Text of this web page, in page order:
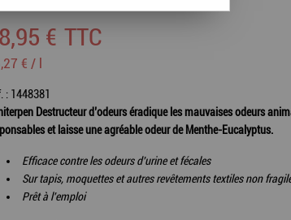
,95 € TTC
€ / l
: 1448381
Destructeur d’odeurs éradique les mauvaises odeurs
et laisse une agréable odeur de Menthe-Eucalyptus.
Efficace contre les odeurs d'urine et fécales
Sur tapis, moquettes et autres revêtements textiles non
Prêt à l'emploi